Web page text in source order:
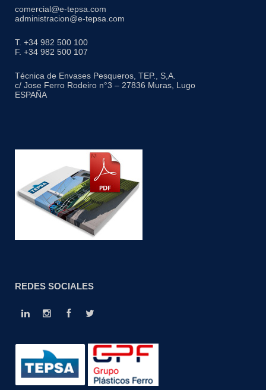
comercial@e-tepsa.com
administracion@e-tepsa.com
T. +34 982 500 100
F. +34 982 500 107
Técnica de Envases Pesqueros, TEP., S,A.
c/ Jose Ferro Rodeiro n°3 – 27836 Muras, Lugo
ESPAÑA
REDES SOCIALES